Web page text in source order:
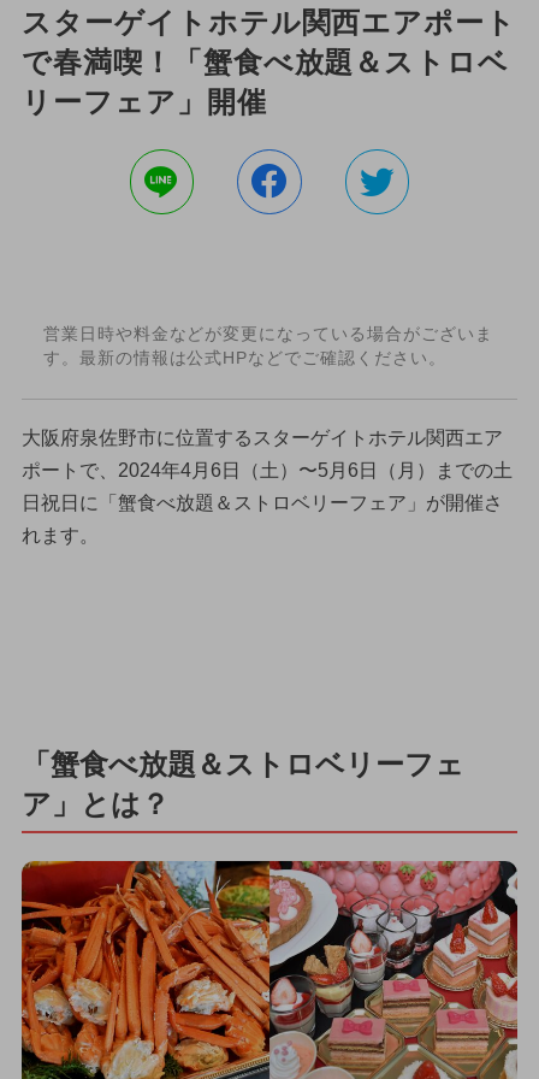
スターゲイトホテル関西エアポート
で春満喫！「蟹食べ放題＆ストロベ
リーフェア」開催
営業日時や料金などが変更になっている場合がございま
す。最新の情報は公式HPなどでご確認ください。
大阪府泉佐野市に位置するスターゲイトホテル関西エア
ポートで、2024年4月6日（土）〜5月6日（月）までの土
日祝日に「蟹食べ放題＆ストロベリーフェア」が開催さ
れます。
「蟹食べ放題＆ストロベリーフェ
ア」とは？